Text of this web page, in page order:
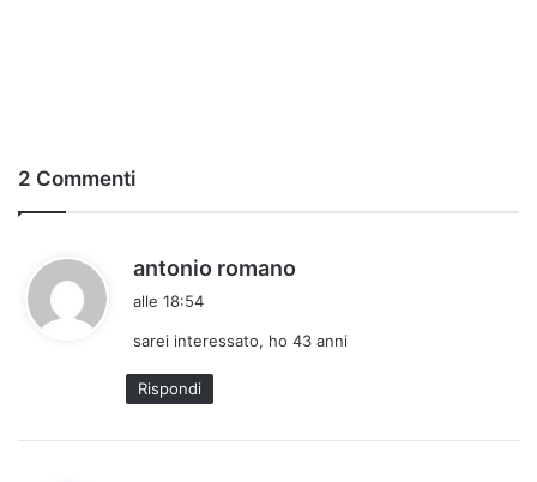
2 Commenti
antonio romano
e
alle 18:54
sarei interessato, ho 43 anni
Rispondi